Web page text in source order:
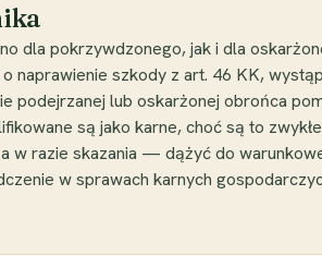
dla pokrzywdzonego, jak i dla
naprawienie szkody z art. 46 KK,
podejrzanej lub oskarżonej obrońca
są jako karne, choć są to
w razie skazania — dążyć do
w sprawach karnych